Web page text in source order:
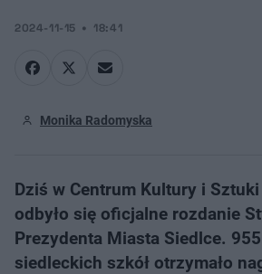
2024-11-15 18:41
Monika Radomyska
Dziś w Centrum Kultury i
odbyło się oficjalne rozdanie
Prezydenta Miasta Siedlce.
siedleckich szkół otrzymało